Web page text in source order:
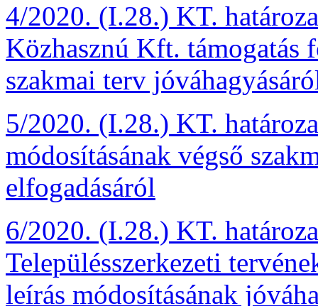
4/2020. (I.28.) KT.
Közhasznú Kft. támogatás
szakmai terv
5/2020. (I.28.) KT.
módosításának végső
elfogadásáról
6/2020. (I.28.) KT.
Településszerkezeti
leírás módosításának